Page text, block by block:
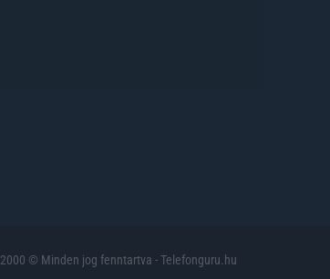
2000 © Minden jog fenntartva - Telefonguru.hu